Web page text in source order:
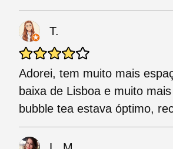
T.
Adorei, tem muito mais
baixa de Lisboa e muito
bubble tea estava óptimo,